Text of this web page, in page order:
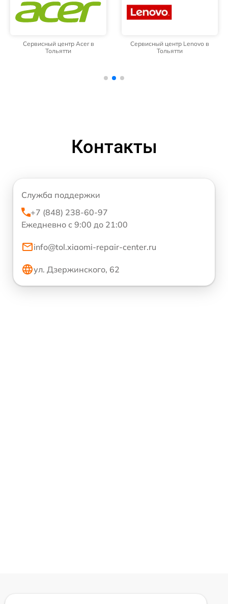
Сервисный центр Acer в
Тольятти
Сервисный центр Lenovo в
Тольятти
Контакты
Служба поддержки
+7 (848) 238-60-97
Ежедневно с 9:00 до 21:00
info@tol.xiaomi-repair-center.ru
ул. Дзержинского, 62